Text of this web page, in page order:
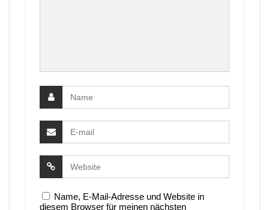
Name, E-Mail-Adresse und Website in
diesem Browser für meinen nächsten